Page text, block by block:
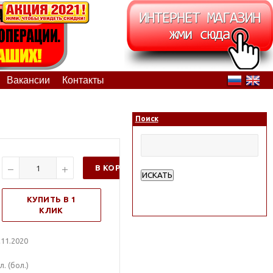
Вакансии Контакты
В КОРЗИНУ
КУПИТЬ В 1
КЛИК
(бол.)
Поиск
ИСКАТЬ